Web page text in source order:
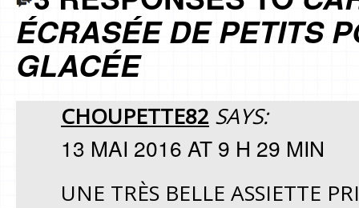
ÉCRASÉE DE PETITS
GLACÉE
CHOUPETTE82 SAYS:
13 MAI 2016 AT 9 H 29 MIN
UNE TRÈS BELLE ASSIETTE